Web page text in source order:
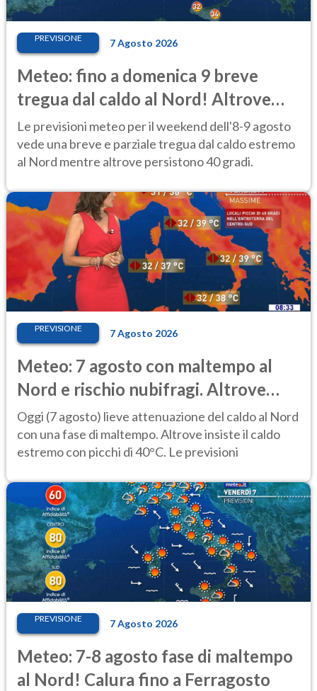
PREVISIONE 7 Agosto 2026
Meteo: fino a domenica 9 breve
tregua dal caldo al Nord! Altrove
calura e afa
Le previsioni meteo per il weekend dell'8-9 agosto
vede una breve e parziale tregua dal caldo estremo
al Nord mentre altrove persistono 40 gradi.
PREVISIONE 7 Agosto 2026
Meteo: 7 agosto con maltempo al
Nord e rischio nubifragi. Altrove
caldo estremo
Oggi (7 agosto) lieve attenuazione del caldo al Nord
con una fase di maltempo. Altrove insiste il caldo
estremo con picchi di 40°C. Le previsioni
PREVISIONE 7 Agosto 2026
Meteo: 7-8 agosto fase di maltempo
al Nord! Calura fino a Ferragosto